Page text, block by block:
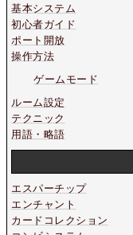
基本システム
初心者ガイド
ポート開放
操作方法
ゲームモード
ルーム設定
テクニック
用語・略語
エスパーチップ
エンチャント
カードコレクション